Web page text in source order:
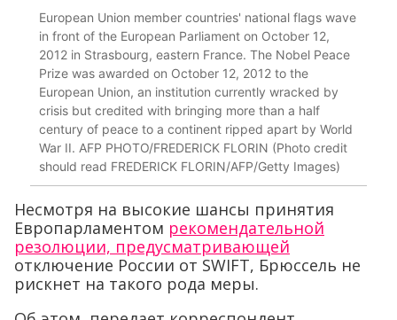
European Union member countries' national flags wave
in front of the European Parliament on October 12,
2012 in Strasbourg, eastern France. The Nobel Peace
Prize was awarded on October 12, 2012 to the
European Union, an institution currently wracked by
crisis but credited with bringing more than a half
century of peace to a continent ripped apart by World
War II. AFP PHOTO/FREDERICK FLORIN (Photo credit
should read FREDERICK FLORIN/AFP/Getty Images)
Несмотря на высокие шансы принятия
Европарламентом рекомендательной
резолюции, предусматривающей
отключение России от SWIFT, Брюссель не
рискнет на такого рода меры.